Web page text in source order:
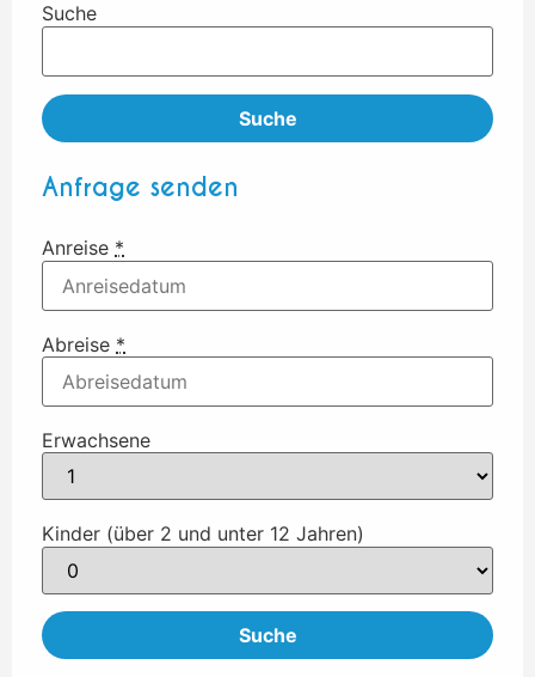
Suche
Suche
Anfrage senden
Anreise *
Abreise *
Erwachsene
Kinder (über 2 und unter 12 Jahren)